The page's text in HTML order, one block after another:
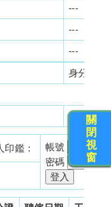
---
---
---
身分證：
出生日期
印鑑：
帳號
密碼
關
閉
視
窗